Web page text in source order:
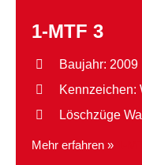
1-MTF 3
Baujahr: 2009
Kennzeichen:
Löschzüge
Mehr erfahren »